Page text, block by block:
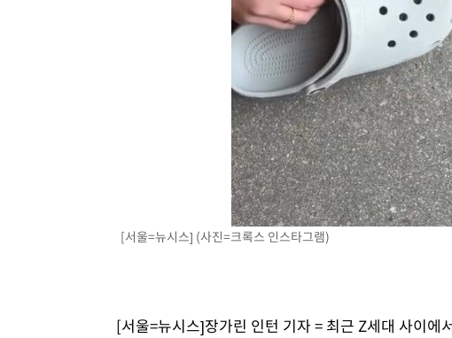
[속보]與 당대표 경선, 경북 권리당원 투표 김민석 47.37%·정청래
[속보]與 당대표 경선, 대구 권리당원 투표 정청래 47.82%·김민석
[속보]與 당대표 경선, 강원 권리당원 투표 김민석 승리…50.30%
"일본축구협회, 대한축구협회 성 접대 의혹 심판 조사"
[속보]장은수, KLPGA 제주삼다수 역전 우승…데뷔 10년 차에 첫 정
"얼마나 더웠으면"…안동 물길공원서 헤엄친 구렁이 '소동'
손흥민, 68분 뛰고 2경기 침묵…LAFC, 톨루카에 1-0 승리(종합)
'2경기 연속 침묵' 손흥민, 톨루카전 68분만 뛰고 슈팅 0개
이강인, 오늘 서울서 AT마드리드 입단식…'전례 없는 특급대우'
'여긴 20도, 저긴 50도'…열화상 카메라로 본 폭염 저감시설 '온도차'
[서울=뉴시스] (사진=크록스 인스타그램)
[서울=뉴시스]장가린 인턴 기자 = 최근 Z세대 사이